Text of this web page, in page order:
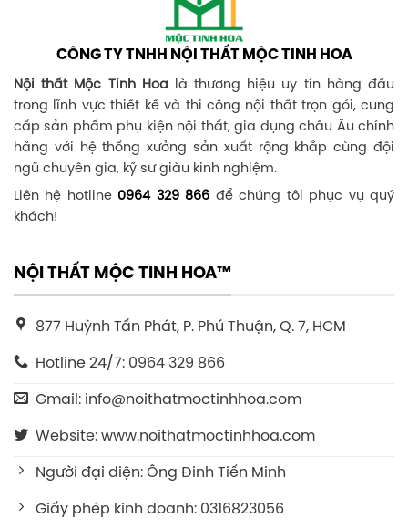
CÔNG TY TNHH NỘI THẤT MỘC TINH HOA
Nội thất Mộc Tinh Hoalà thương hiệu uy tín hàng đầu
trong lĩnh vực thiết kế và thi công nội thất trọn gói, cung
cấp sản phẩm phụ kiện nội thất, gia dụng châu Âu chính
hãng với hệ thống xưởng sản xuất rộng khắp cùng đội
ngũ chuyên gia, kỹ sư giàu kinh nghiệm.
Liên hệ hotline 0964 329 866 để chúng tôi phục vụ quý
khách!
NỘI THẤT MỘC TINH HOA™
877 Huỳnh Tấn Phát, P. Phú Thuận, Q. 7, HCM
Hotline 24/7: 0964 329 866
Gmail: info@noithatmoctinhhoa.com
Website: www.noithatmoctinhhoa.com
Người đại diện: Ông Đinh Tiến Minh
Giấy phép kinh doanh: 0316823056